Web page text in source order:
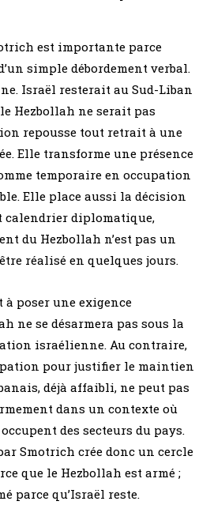
est importante parce
simple débordement verbal.
Israël resterait au Sud-Liban
Hezbollah ne serait pas
repousse tout retrait à une
Elle transforme une présence
temporaire en occupation
Elle place aussi la décision
calendrier diplomatique,
du Hezbollah n’est pas un
réalisé en quelques jours.
poser une exigence
ne se désarmera pas sous la
israélienne. Au contraire,
pour justifier le maintien
déjà affaibli, ne peut pas
dans un contexte où
des secteurs du pays.
Smotrich crée donc un cercle
que le Hezbollah est armé ;
parce qu’Israël reste.